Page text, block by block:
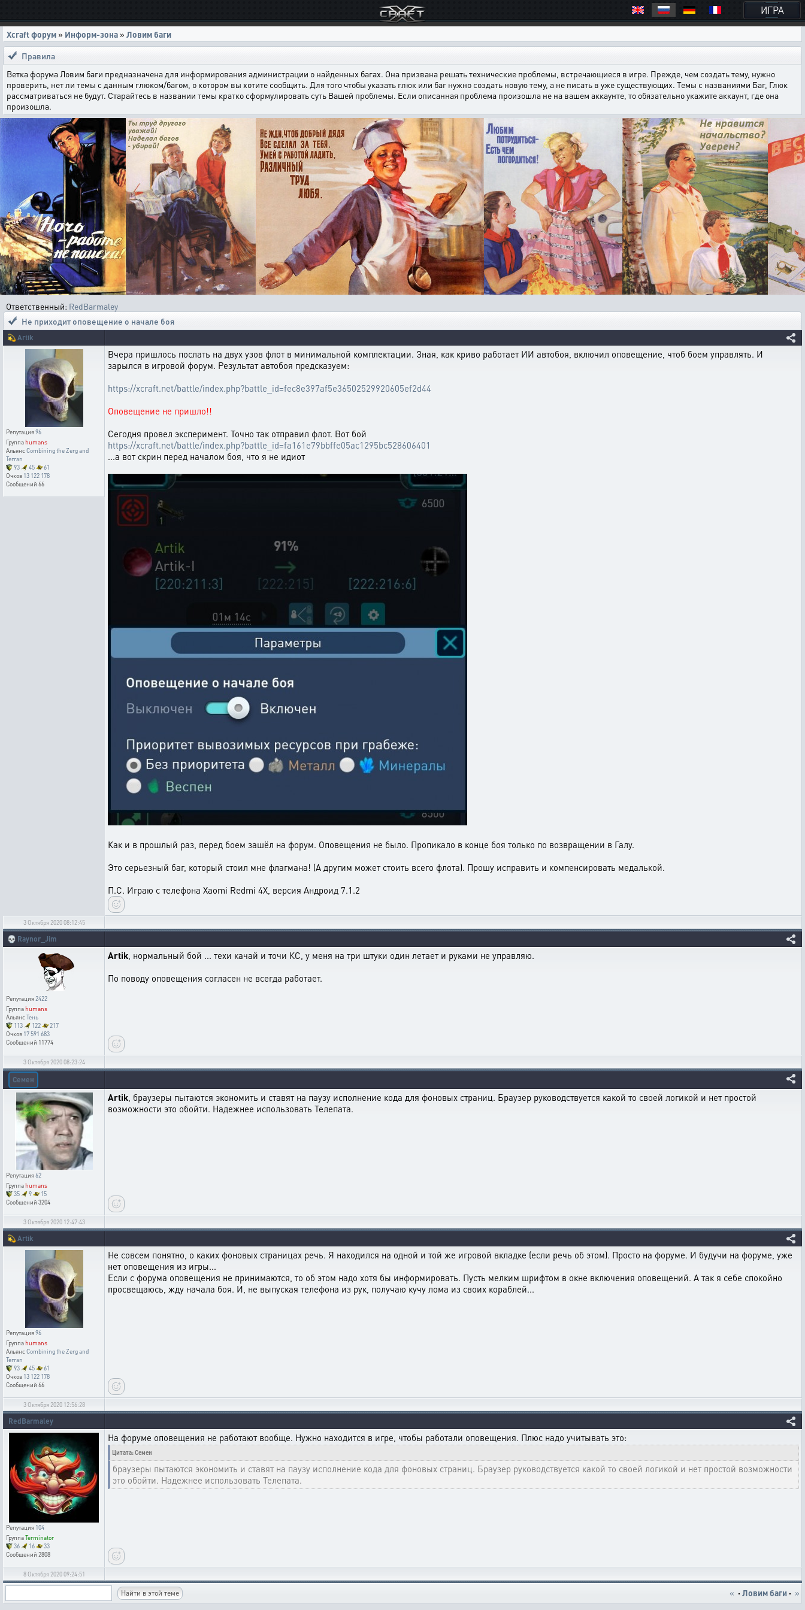
ИГРА
Xcraft форум » Информ-зона » Ловим баги
Правила
Ветка форума Ловим баги предназначена для информирования администрации о найденных багах. Она призвана решать технические проблемы, встречающиеся в игре. Прежде, чем создать тему, нужно
проверить, нет ли темы с данным глюком/багом, о котором вы хотите сообщить. Для того чтобы указать глюк или баг нужно создать новую тему, а не писать в уже существующих. Темы с названиями Баг, Глюк
рассматриваться не будут. Старайтесь в названии темы кратко сформулировать суть Вашей проблемы. Если описанная проблема произошла не на вашем аккаунте, то обязательно укажите аккаунт, где она
произошла.
Ответственный: RedBarmaley
Не приходит оповещение о начале боя
💫 Artik
Репутация96
Группаhumans
АльянсCombining the Zerg and
Terran
93
45
61
Очков 13 122 178
Сообщений 66
Вчера пришлось послать на двух узов флот в минимальной комплектации. Зная, как криво работает ИИ автобоя, включил оповещение, чтоб боем управлять. И
зарылся в игровой форум. Результат автобоя предсказуем:
https://xcraft.net/battle/index.php?battle_id=fec8e397af5e36502529920605ef2d44
Оповещение не пришло!!
Сегодня провел эксперимент. Точно так отправил флот. Вот бой
https://xcraft.net/battle/index.php?battle_id=fa161e79bbffe05ac1295bc528606401
...а вот скрин перед началом боя, что я не идиот
Как и в прошлый раз, перед боем зашёл на форум. Оповещения не было. Пропикало в конце боя только по возвращении в Галу.
Это серьезный баг, который стоил мне флагмана! (А другим может стоить всего флота). Прошу исправить и компенсировать медалькой.
П.С. Играю с телефона Xaomi Redmi 4Х, версия Андроид 7.1.2
3 Октября 2020 08:12:45
💀 Raynor_Jim
Репутация2422
Группаhumans
АльянсТень
113
122
217
Очков 17 591 683
Сообщений 11774
Artik, нормальный бой ... техи качай и точи КС, у меня на три штуки один летает и руками не управляю.
По поводу оповещения согласен не всегда работает.
3 Октября 2020 08:23:24
Семен
Репутация62
Группаhumans
35
9
15
Сообщений 3204
Artik, браузеры пытаются экономить и ставят на паузу исполнение кода для фоновых страниц. Браузер руководствуется какой то своей логикой и нет простой
возможности это обойти. Надежнее использовать Телепата.
3 Октября 2020 12:47:43
💫 Artik
Репутация96
Группаhumans
АльянсCombining the Zerg and
Terran
93
45
61
Очков 13 122 178
Сообщений 66
Не совсем понятно, о каких фоновых страницах речь. Я находился на одной и той же игровой вкладке (если речь об этом). Просто на форуме. И будучи на форуме, уже
нет оповещения из игры...
Если с форума оповещения не принимаются, то об этом надо хотя бы информировать. Пусть мелким шрифтом в окне включения оповещений. А так я себе спокойно
просвещаюсь, жду начала боя. И, не выпуская телефона из рук, получаю кучу лома из своих кораблей...
3 Октября 2020 12:56:28
RedBarmaley
Репутация 104
ГруппаTerminator
36
16
33
Сообщений 2808
На форуме оповещения не работают вообще. Нужно находится в игре, чтобы работали оповещения. Плюс надо учитывать это:
Цитата: Семен
браузеры пытаются экономить и ставят на паузу исполнение кода для фоновых страниц. Браузер руководствуется какой то своей логикой и нет простой возможности
это обойти. Надежнее использовать Телепата.
8 Октября 2020 09:24:51
« · Ловим баги · »